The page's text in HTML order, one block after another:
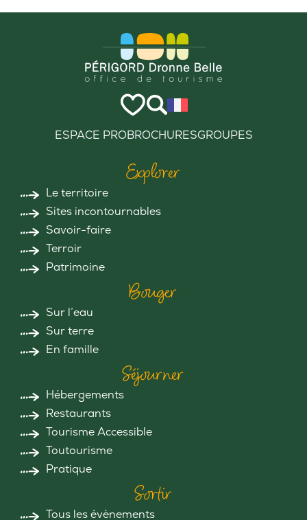
ESPACE PROBROCHURESGROUPES
Explorer
Le territoire
Sites incontournables
Savoir-faire
Terroir
Patrimoine
Bouger
Sur l’eau
Sur terre
En famille
Séjourner
Hébergements
Restaurants
Tourisme Accessible
Toutourisme
Pratique
Sortir
Tous les évènements